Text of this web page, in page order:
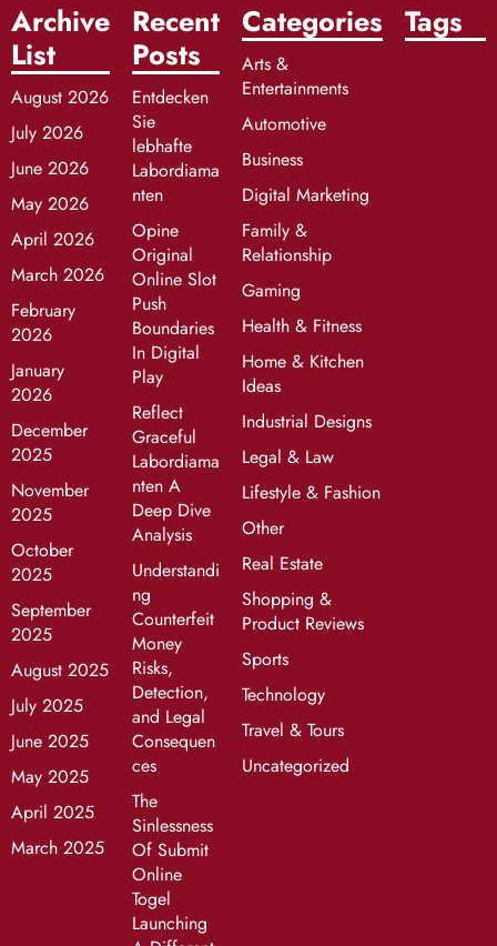
Archive
List
August 2026
July 2026
June 2026
May 2026
April 2026
March 2026
February
2026
January
2026
December
2025
November
2025
October
2025
September
2025
August 2025
July 2025
June 2025
May 2025
April 2025
March 2025
Recent
Posts
Entdecken
Sie
lebhafte
Labordiama
nten
Opine
Original
Online Slot
Push
Boundaries
In Digital
Play
Reflect
Graceful
Labordiama
nten A
Deep Dive
Analysis
Understandi
ng
Counterfeit
Money
Risks,
Detection,
and Legal
Consequen
ces
The
Sinlessness
Of Submit
Online
Togel
Launching
Categories
Arts &
Entertainments
Automotive
Business
Digital Marketing
Family &
Relationship
Gaming
Health & Fitness
Home & Kitchen
Ideas
Industrial Designs
Legal & Law
Lifestyle & Fashion
Other
Real Estate
Shopping &
Product Reviews
Sports
Technology
Travel & Tours
Uncategorized
Tags